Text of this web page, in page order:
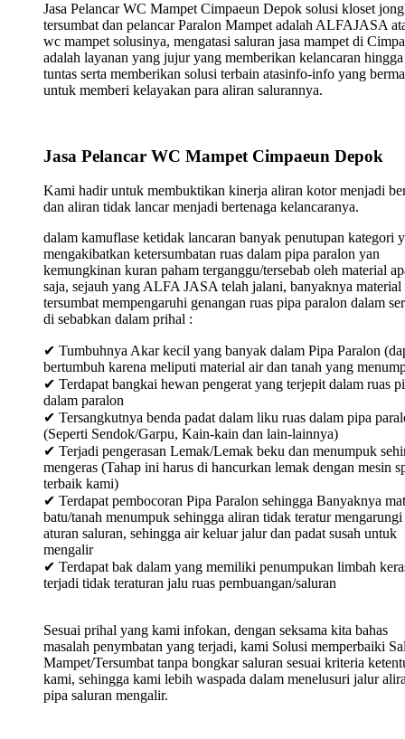
Jasa Pelancar WC Mampet Cimpaeun Depok solusi kloset
tersumbat dan pelancar Paralon Mampet adalah ALFAJASA
wc mampet solusinya, mengatasi saluran jasa mampet di
adalah layanan yang jujur yang memberikan kelancaran hingga
tuntas serta memberikan solusi terbain atasinfo-info yang
untuk memberi kelayakan para aliran salurannya.
Jasa Pelancar WC Mampet Cimpaeun Depok
Kami hadir untuk membuktikan kinerja aliran kotor menjadi
dan aliran tidak lancar menjadi bertenaga kelancaranya.
dalam kamuflase ketidak lancaran banyak penutupan kategori
mengakibatkan ketersumbatan ruas dalam pipa paralon yan
kemungkinan kuran paham terganggu/tersebab oleh material
saja, sejauh yang ALFA JASA telah jalani, banyaknya material
tersumbat mempengaruhi genangan ruas pipa paralon dalam
di sebabkan dalam prihal :
✔ Tumbuhnya Akar kecil yang banyak dalam Pipa Paralon
bertumbuh karena meliputi material air dan tanah yang
✔ Terdapat bangkai hewan pengerat yang terjepit dalam ruas
dalam paralon
✔ Tersangkutnya benda padat dalam liku ruas dalam pipa
(Seperti Sendok/Garpu, Kain-kain dan lain-lainnya)
✔ Terjadi pengerasan Lemak/Lemak beku dan menumpuk
mengeras (Tahap ini harus di hancurkan lemak dengan mesin
terbaik kami)
✔ Terdapat pembocoran Pipa Paralon sehingga Banyaknya
batu/tanah menumpuk sehingga aliran tidak teratur mengarungi
aturan saluran, sehingga air keluar jalur dan padat susah untuk
mengalir
✔ Terdapat bak dalam yang memiliki penumpukan limbah
terjadi tidak teraturan jalu ruas pembuangan/saluran
Sesuai prihal yang kami infokan, dengan seksama kita bahas
masalah penymbatan yang terjadi, kami Solusi memperbaiki
Mampet/Tersumbat tanpa bongkar saluran sesuai kriteria
kami, sehingga kami lebih waspada dalam menelusuri jalur
pipa saluran mengalir.